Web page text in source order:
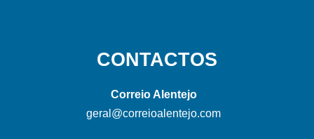
CONTACTOS
Correio Alentejo
geral@correioalentejo.com